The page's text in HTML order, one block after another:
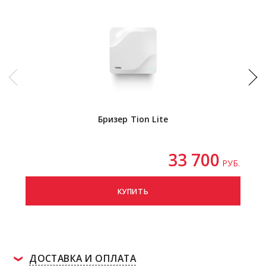
Бризер Tion Lite
33 700 РУБ.
КУПИТЬ
ДОСТАВКА И ОПЛАТА